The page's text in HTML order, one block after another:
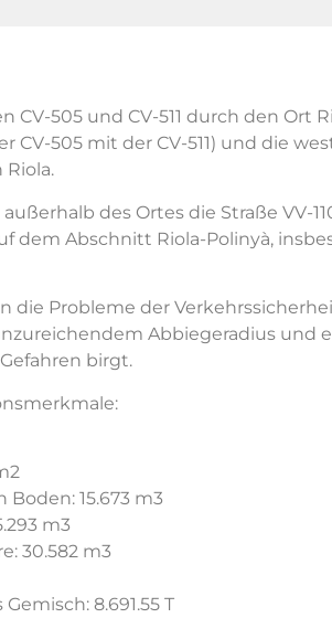
CV-505 und CV-511 durch den
CV-505 mit der CV-511) und die
des Ortes die Straße VV-
dem Abschnitt Riola-Polinyà,
die Probleme der
Abbiegeradius und
birgt.
15.673 m3
m3
30.582 m3
8.691.55 T